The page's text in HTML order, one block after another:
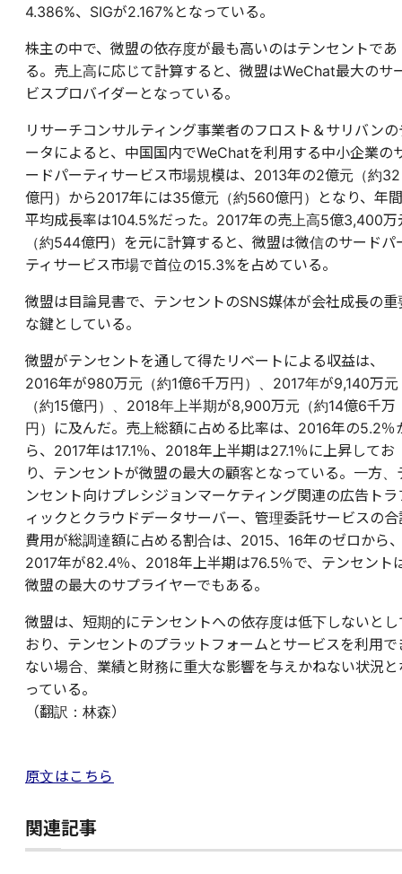
4.386%、SIGが2.167%となっている。
株主の中で、微盟の依存度が最も高いのはテンセントであ
る。売上高に応じて計算すると、微盟はWeChat最大のサ
ビスプロバイダーとなっている。
リサーチコンサルティング事業者のフロスト＆サリバンの
ータによると、中国国内でWeChatを利用する中小企業の
ードパーティサービス市場規模は、2013年の2億元（約32
億円）から2017年には35億元（約560億円）となり、年間
平均成長率は104.5%だった。2017年の売上高5億3,400万
（約544億円）を元に計算すると、微盟は微信のサードパ
ティサービス市場で首位の15.3%を占めている。
微盟は目論見書で、テンセントのSNS媒体が会社成長の重
な鍵としている。
微盟がテンセントを通して得たリベートによる収益は、
2016年が980万元（約1億6千万円）、2017年が9,140万元
（約15億円）、2018年上半期が8,900万元（約14億6千万
円）に及んだ。売上総額に占める比率は、2016年の5.2％
ら、2017年は17.1％、2018年上半期は27.1％に上昇してお
り、テンセントが微盟の最大の顧客となっている。一方、
ンセント向けプレシジョンマーケティング関連の広告トラ
ィックとクラウドデータサーバー、管理委託サービスの合
費用が総調達額に占める割合は、2015、16年のゼロから
2017年が82.4％、2018年上半期は76.5％で、テンセント
微盟の最大のサプライヤーでもある。
微盟は、短期的にテンセントへの依存度は低下しないとし
おり、テンセントのプラットフォームとサービスを利用で
ない場合、業績と財務に重大な影響を与えかねない状況と
っている。
（翻訳：林森）
原文はこちら
関連記事